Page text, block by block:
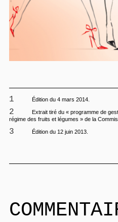
1 Édition du 4 mars 2014.
2
régime des fruits et légumes » de la
3 Édition du 12 juin 2013.